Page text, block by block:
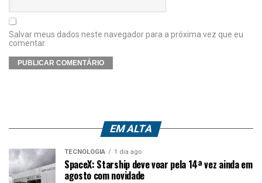
Salvar meus dados neste navegador para a próxima vez que eu
comentar.
EM ALTA
TECNOLOGIA 1 dia ago
SpaceX: Starship deve voar pela 14ª vez ainda em
agosto com novidade